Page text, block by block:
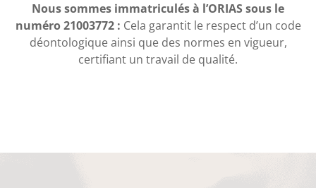
Nous sommes immatriculés à l’ORIAS sous le
numéro 21003772 : Cela garantit le respect d’un code
déontologique ainsi que des normes en vigueur,
certifiant un travail de qualité.